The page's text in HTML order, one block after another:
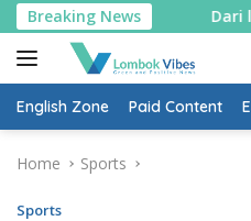
Skip
to
content
Breaking NewsDari limbah
English Zone Paid Content
Home Sports
Sports